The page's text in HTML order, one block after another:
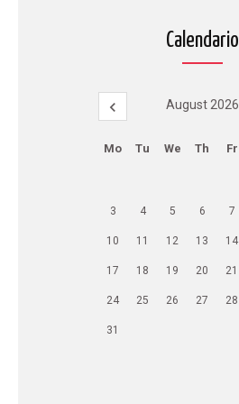
Calendario
August 2026
Mo Tu We Th Fr
3 4 5 6 7
10 11 12 13 14
17 18 19 20 21
24 25 26 27 28
31